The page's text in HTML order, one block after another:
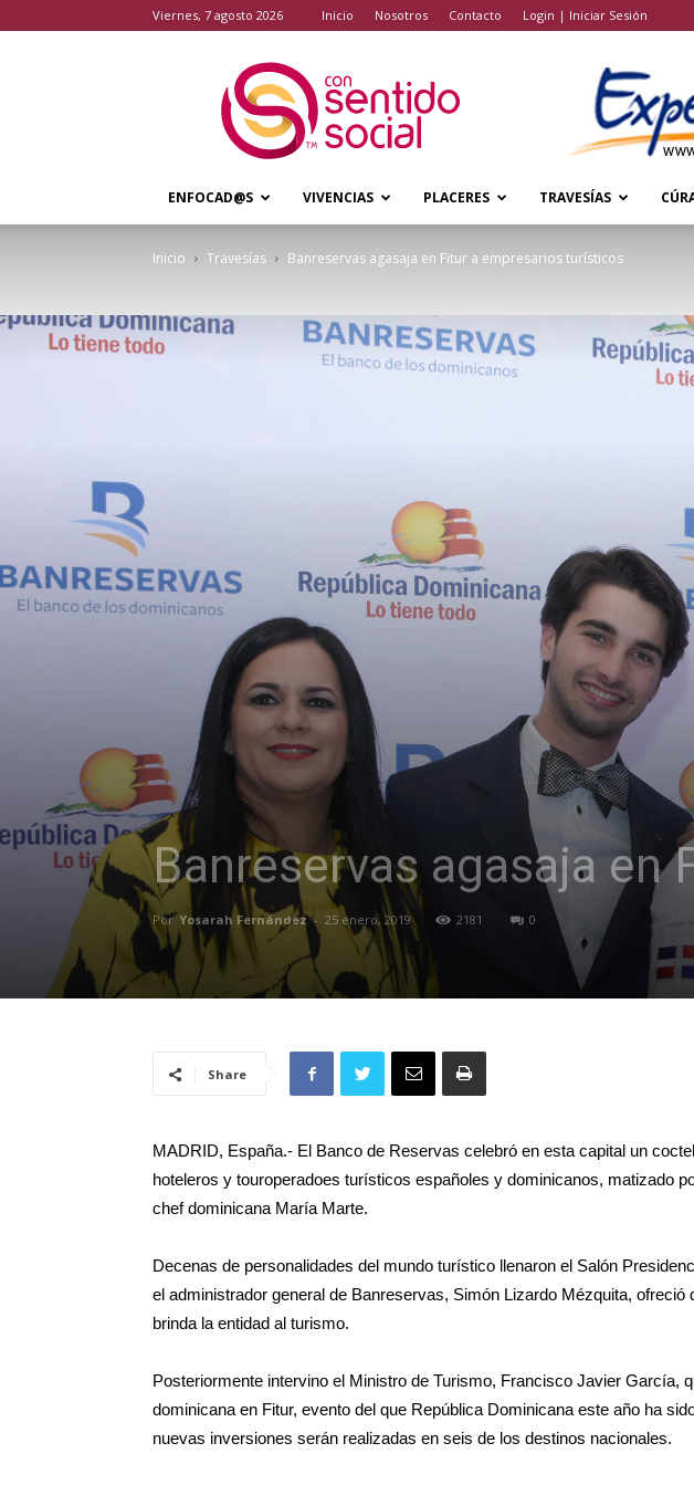
viernes, 7 agosto 2026 Inicio Nosotros Contacto Login | Iniciar Sesión
Sentido
Social
ENFOCAD@S VIVENCIAS PLACERES TRAVESÍAS
Inicio Travesías Banreservas agasaja en Fitur a empresarios turísticos
Banreservas agasaja
Por Yosarah Fernández - 25 enero, 2019 2181 0
Share
MADRID, España.- El Banco de Reservas celebró en esta capital un
hoteleros y touroperadoes turísticos españoles y dominicanos, matizado
chef dominicana María Marte.
Decenas de personalidades del mundo turístico llenaron el Salón
el administrador general de Banreservas, Simón Lizardo Mézquita, ofreció
brinda la entidad al turismo.
Posteriormente intervino el Ministro de Turismo, Francisco Javier García,
dominicana en Fitur, evento del que República Dominicana este año ha
nuevas inversiones serán realizadas en seis de los destinos nacionales.